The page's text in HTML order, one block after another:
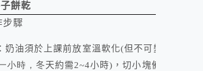
餅乾
步驟
：奶油須於上課前放室溫軟化(但不可變液體
小時， 冬天約需2~4小時) ，切小塊備用